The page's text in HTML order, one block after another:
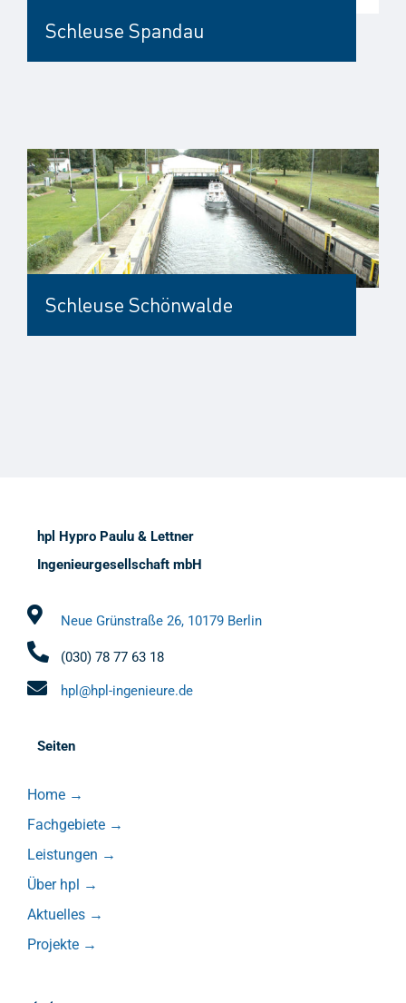
Schleuse Spandau
Schleuse Schönwalde
hpl Hypro Paulu & Lettner
Ingenieurgesellschaft mbH
Neue Grünstraße 26, 10179 Berlin
(030) 78 77 63 18
hpl@hpl-ingenieure.de
Seiten
Home →
Fachgebiete →
Leistungen →
Über hpl →
Aktuelles →
Projekte →